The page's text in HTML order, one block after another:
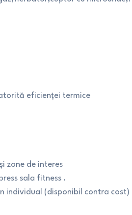
eficienței termice
zone de interes
sala fitness .
individual (disponibil contra cost)